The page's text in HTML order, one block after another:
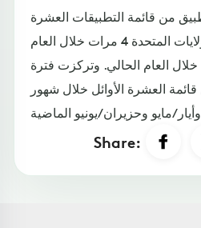
من قائمة التطبيقات العشرة
الأكثر تنزيلا في الولايات المتحدة 4 مرات خلال العام
مقابل 110 أيام خلال العام الحالي. وتركزت فترة
العشرة الأوائل خلال شهور
Share: